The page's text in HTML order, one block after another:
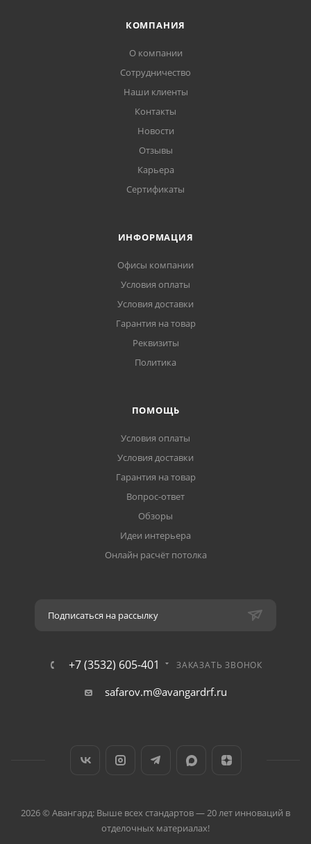
КОМПАНИЯ
О компании
Сотрудничество
Наши клиенты
Контакты
Новости
Отзывы
Карьера
Сертификаты
ИНФОРМАЦИЯ
Офисы компании
Условия оплаты
Условия доставки
Гарантия на товар
Реквизиты
Политика
ПОМОЩЬ
Условия оплаты
Условия доставки
Гарантия на товар
Вопрос-ответ
Обзоры
Идеи интерьера
Онлайн расчёт потолка
Подписаться на рассылку
+7 (3532) 605-401 ЗАКАЗАТЬ ЗВОНОК
safarov.m@avangardrf.ru
2026 © Авангард: Выше всех стандартов — 20 лет инноваций в
отделочных материалах!